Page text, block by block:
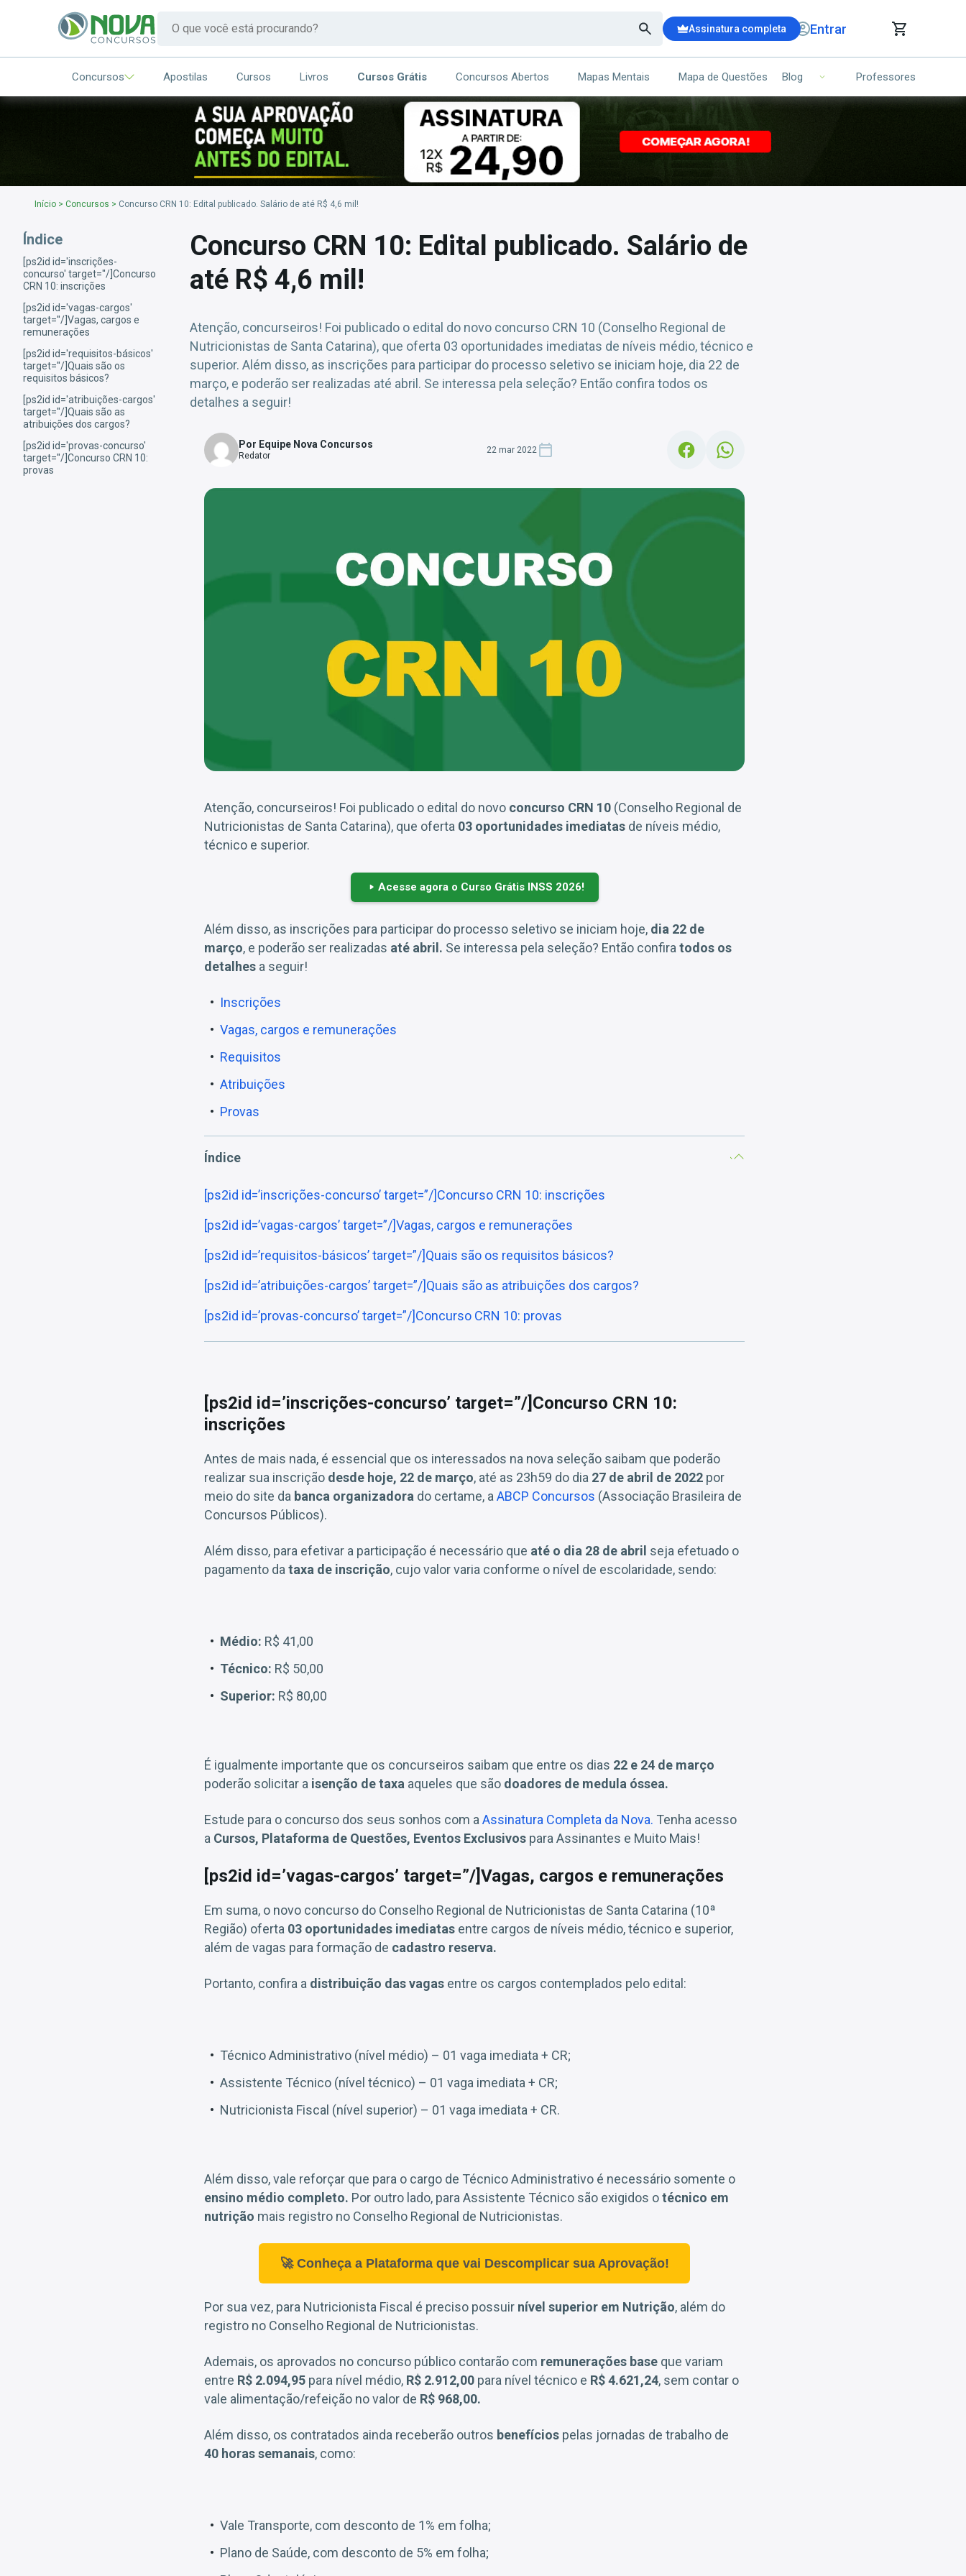
Assinatura completa Entrar
CARRINHO DE COMPRAS
ITENS (00)
Ops!
Seu carrinho ainda está vazio.
Concursos Apostilas Cursos Livros Cursos Grátis Concursos Abertos Mapas Mentais Mapa de Questões Blog Professores
Início > Concursos > Concurso CRN 10: Edital publicado. Salário de até R$ 4,6 mil!
Índice
[ps2id id='inscrições-
concurso' target=''/]Concurso
CRN 10: inscrições
[ps2id id='vagas-cargos'
target=''/]Vagas, cargos e
remunerações
[ps2id id='requisitos-básicos'
target=''/]Quais são os
requisitos básicos?
[ps2id id='atribuições-cargos'
target=''/]Quais são as
atribuições dos cargos?
[ps2id id='provas-concurso'
target=''/]Concurso CRN 10:
provas
Concurso CRN 10: Edital publicado. Salário de
até R$ 4,6 mil!
Atenção, concurseiros! Foi publicado o edital do novo concurso CRN 10 (Conselho Regional de
Nutricionistas de Santa Catarina), que oferta 03 oportunidades imediatas de níveis médio, técnico e
superior. Além disso, as inscrições para participar do processo seletivo se iniciam hoje, dia 22 de
março, e poderão ser realizadas até abril. Se interessa pela seleção? Então confira todos os
detalhes a seguir!
Por Equipe Nova Concursos
Redator
22 mar 2022
Atenção, concurseiros! Foi publicado o edital do novo concurso CRN 10 (Conselho Regional de
Nutricionistas de Santa Catarina), que oferta 03 oportunidades imediatas de níveis médio,
técnico e superior.
Acesse agora o Curso Grátis INSS 2026!
Além disso, as inscrições para participar do processo seletivo se iniciam hoje, dia 22 de
março, e poderão ser realizadas até abril. Se interessa pela seleção? Então confira todos os
detalhes a seguir!
Inscrições
Vagas, cargos e remunerações
Requisitos
Atribuições
Provas
Índice
[ps2id id=’inscrições-concurso’ target=”/]Concurso CRN 10: inscrições
[ps2id id=’vagas-cargos’ target=”/]Vagas, cargos e remunerações
[ps2id id=’requisitos-básicos’ target=”/]Quais são os requisitos básicos?
[ps2id id=’atribuições-cargos’ target=”/]Quais são as atribuições dos cargos?
[ps2id id=’provas-concurso’ target=”/]Concurso CRN 10: provas
[ps2id id=’inscrições-concurso’ target=”/]Concurso CRN 10:
inscrições
Antes de mais nada, é essencial que os interessados na nova seleção saibam que poderão
realizar sua inscrição desde hoje, 22 de março, até as 23h59 do dia 27 de abril de 2022 por
meio do site da banca organizadora do certame, a ABCP Concursos (Associação Brasileira de
Concursos Públicos).
Além disso, para efetivar a participação é necessário que até o dia 28 de abril seja efetuado o
pagamento da taxa de inscrição, cujo valor varia conforme o nível de escolaridade, sendo:
Médio: R$ 41,00
Técnico: R$ 50,00
Superior: R$ 80,00
É igualmente importante que os concurseiros saibam que entre os dias 22 e 24 de março
poderão solicitar a isenção de taxa aqueles que são doadores de medula óssea.
Estude para o concurso dos seus sonhos com a Assinatura Completa da Nova. Tenha acesso
a Cursos, Plataforma de Questões, Eventos Exclusivos para Assinantes e Muito Mais!
[ps2id id=’vagas-cargos’ target=”/]Vagas, cargos e remunerações
Em suma, o novo concurso do Conselho Regional de Nutricionistas de Santa Catarina (10ª
Região) oferta 03 oportunidades imediatas entre cargos de níveis médio, técnico e superior,
além de vagas para formação de cadastro reserva.
Portanto, confira a distribuição das vagas entre os cargos contemplados pelo edital:
Técnico Administrativo (nível médio) – 01 vaga imediata + CR;
Assistente Técnico (nível técnico) – 01 vaga imediata + CR;
Nutricionista Fiscal (nível superior) – 01 vaga imediata + CR.
Além disso, vale reforçar que para o cargo de Técnico Administrativo é necessário somente o
ensino médio completo. Por outro lado, para Assistente Técnico são exigidos otécnico em
nutrição mais registro no Conselho Regional de Nutricionistas.
🚀 Conheça a Plataforma que vai Descomplicar sua Aprovação!
Por sua vez, para Nutricionista Fiscal é preciso possuir nível superior em Nutrição, além do
registro no Conselho Regional de Nutricionistas.
Ademais, os aprovados no concurso público contarão com remunerações base que variam
entre R$ 2.094,95 para nível médio, R$ 2.912,00 para nível técnico e R$ 4.621,24, sem contar o
vale alimentação/refeição no valor de R$ 968,00.
Além disso, os contratados ainda receberão outros benefícios pelas jornadas de trabalho de
40 horas semanais, como:
Vale Transporte, com desconto de 1% em folha;
Plano de Saúde, com desconto de 5% em folha;